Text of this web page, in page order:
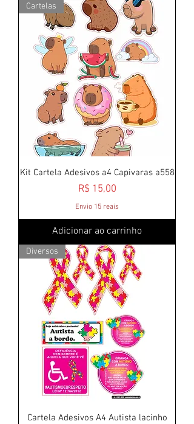
Cartelas
Kit Cartela Adesivos a4 Capivaras a558
Preço
R$ 15,00
Envio 15 reais
Adicionar ao carrinho
Diversos
Cartela Adesivos A4 Autista lacinho